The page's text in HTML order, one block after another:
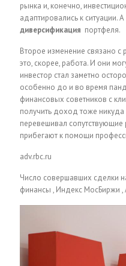
рынка и, конечно,
адаптировались к ситуации.
диверсификация портфеля.
Второе изменение связано с
это, скорее, работа. И они
инвестор стал заметно
особенно до и во время
финансовых советников с
получить доход тоже
перевешивал
прибегают к помощи
adv.rbc.ru
Число совершавших сделки
финансы , Индекс МосБиржи ,